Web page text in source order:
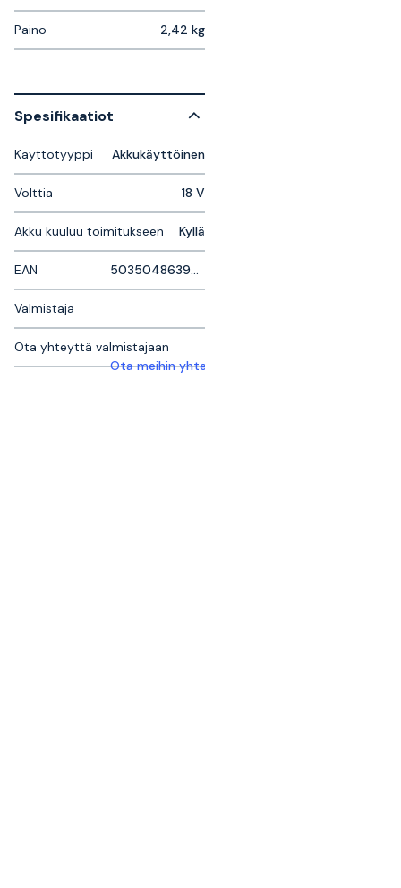
Paino 2,42 kg
Spesifikaatiot
Käyttötyyppi Akkukäyttöinen
Volttia 18 V
Akku kuuluu toimitukseen Kyllä
EAN 5035048639924
Valmistaja
Ota yhteyttä valmistajaan
Ota meihin yhteyttä saadaksesi lisätietoja